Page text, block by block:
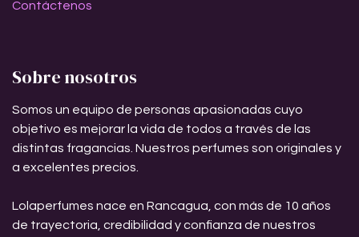
Contáctenos
Sobre nosotros
Somos un equipo de personas apasionadas cuyo
objetivo es mejorar la vida de todos a través de las
distintas fragancias. Nuestros perfumes son originales y
a excelentes precios.
Lolaperfumes nace en Rancagua, con más de 10 años
de trayectoria, credibilidad y confianza de nuestros